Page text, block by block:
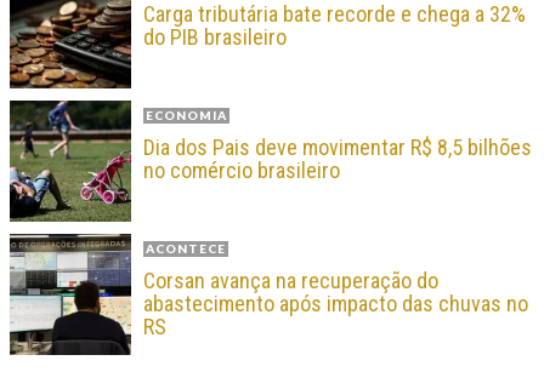
Carga tributária bate recorde e chega a 32%
do PIB brasileiro
ECONOMIA
Dia dos Pais deve movimentar R$ 8,5 bilhões
no comércio brasileiro
ACONTECE
Corsan avança na recuperação do
abastecimento após impacto das chuvas no
RS